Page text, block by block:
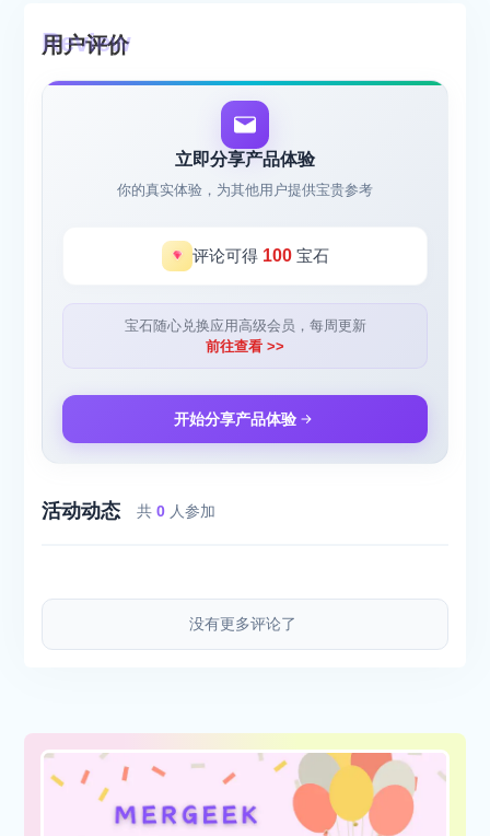
用户评价
立即分享产品体验
你的真实体验，为其他用户提供宝贵参考
评论可得 100宝石
宝石随心兑换应用高级会员，每周更新
前往查看 >>
开始分享产品体验
活动动态 共0 人参加
没有更多评论了